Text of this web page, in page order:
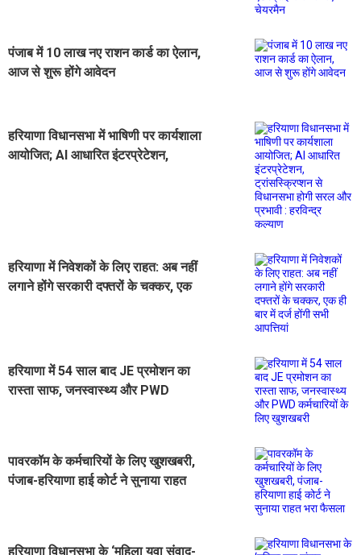
पंजाब में 10 लाख नए राशन कार्ड का ऐलान,
आज से शुरू होंगे आवेदन
हरियाणा विधानसभा में भाषिणी पर कार्यशाला
आयोजित; AI आधारित इंटरप्रेटेशन,
हरियाणा में निवेशकों के लिए राहत: अब नहीं
लगाने होंगे सरकारी दफ्तरों के चक्कर, एक
हरियाणा में 54 साल बाद JE प्रमोशन का
रास्ता साफ, जनस्वास्थ्य और PWD
पावरकॉम के कर्मचारियों के लिए खुशखबरी,
पंजाब-हरियाणा हाई कोर्ट ने सुनाया राहत
हरियाणा विधानसभा के ‘महिला युवा संवाद-